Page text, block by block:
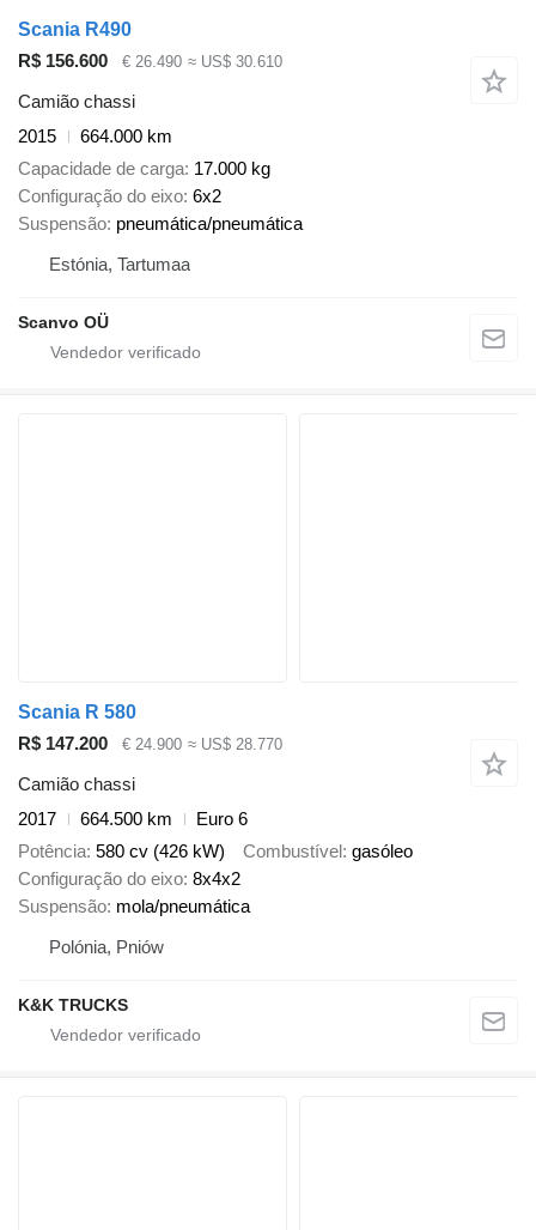
Scania R490
R$ 156.600
€ 26.490 ≈ US$ 30.610
Camião chassi
2015
664.000 km
Capacidade de carga 17.000 kg
Configuração do eixo 6x2
Suspensão pneumática/pneumática
Estónia, Tartumaa
Scanvo OÜ
Scania R 580
R$ 147.200
€ 24.900 ≈ US$ 28.770
Camião chassi
2017
664.500 km
Euro 6
Potência 580 cv (426 kW) Combustível gasóleo
Configuração do eixo 8x4x2
Suspensão mola/pneumática
Polónia, Pniów
K&K TRUCKS